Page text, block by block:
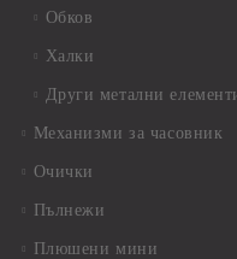
Обков
Халки
Други метални
Механизми за часовник
Очички
Пълнежи
Плюшени мини